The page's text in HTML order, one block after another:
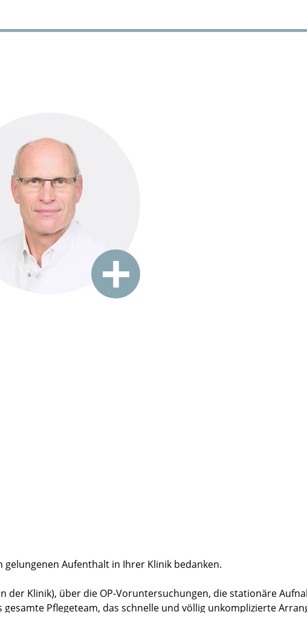
Aufenthalt in Ihrer Klinik bedanken.
der Klinik), über die OP-Voruntersuchungen, die stationäre
Pflegeteam, das schnelle und völlig unkomplizierte
zu meiner Entlassung, war ich in den denkbar BESTEN HÄNDEN